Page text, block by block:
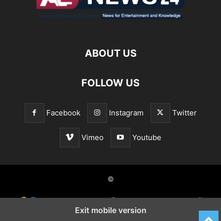
ABOUT US
FOLLOW US
Facebook Instagram Twitter
Vimeo Youtube
©
Exit mobile version